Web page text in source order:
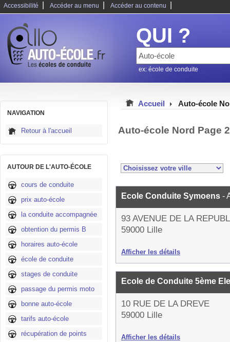
Accessibilité Accéder au menu Accéder au contenu
QUI ?
ex: école de conduite
NAVIGATION
Retour à l'accueil
AUTOUR DE L'AUTO-ÉCOLE
cours de conduite
prix auto-école
la conduite accompagnée
obtention du permis B
horaires auto-école
école de conduite
stages de conduite
passage du permis moto
bonne auto-école
tarifs auto-école
récupération de points
Accueil Auto-école
Auto-école Nord Page
Ecole Conduite Symoens -
93 AVENUE DE LA
59000 Lille
Afficher les détails
Ecole de Conduite 5ème
10 RUE DE LA DREVE
59000 Lille
Afficher les détails